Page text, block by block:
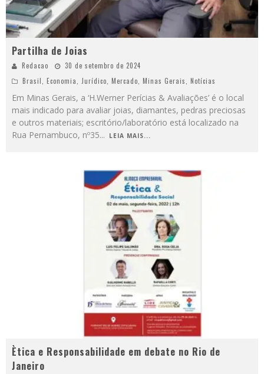
Partilha de Joias
Redacao
30 de setembro de 2024
Brasil, Economia, Jurídico, Mercado, Minas Gerais, Notícias
Em Minas Gerais, a ‘H.Werner Perícias & Avaliações’ é o local
mais indicado para avaliar joias, diamantes, pedras preciosas
e outros materiais; escritório/laboratório está localizado na
Rua Pernambuco, nº35... LEIA MAIS...
Ètica e Responsabilidade em debate no Rio de
Janeiro